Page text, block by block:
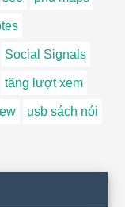
Social Signals
tăng lượt xem
usb sách nói